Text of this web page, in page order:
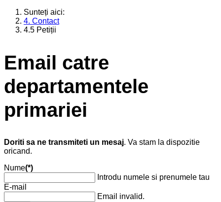
Sunteți aici:
4. Contact
4.5 Petiții
Email catre
departamentele
primariei
Doriti sa ne transmiteti un mesaj. Va stam la dispozitie
oricand.
Nume(*)
Introdu numele si prenumele tau
E-mail
Email invalid.